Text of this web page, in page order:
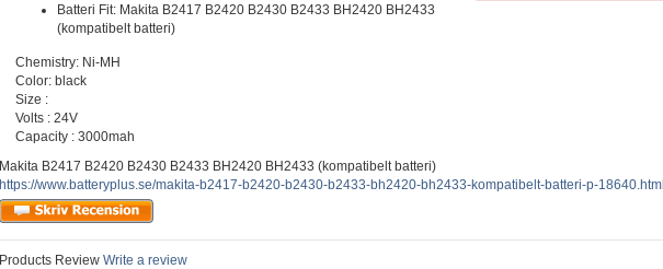
Batteri Fit: Makita B2417 B2420 B2430 B2433 BH2420 BH2433
(kompatibelt batteri)
Chemistry: Ni-MH
Color: black
Size :
Volts : 24V
Capacity : 3000mah
Makita B2417 B2420 B2430 B2433 BH2420 BH2433 (kompatibelt batteri)
https://www.batteryplus.se/makita-b2417-b2420-b2430-b2433-bh2420-bh2433-kompatibelt-batteri-p-18640.html
Products Review Write a review